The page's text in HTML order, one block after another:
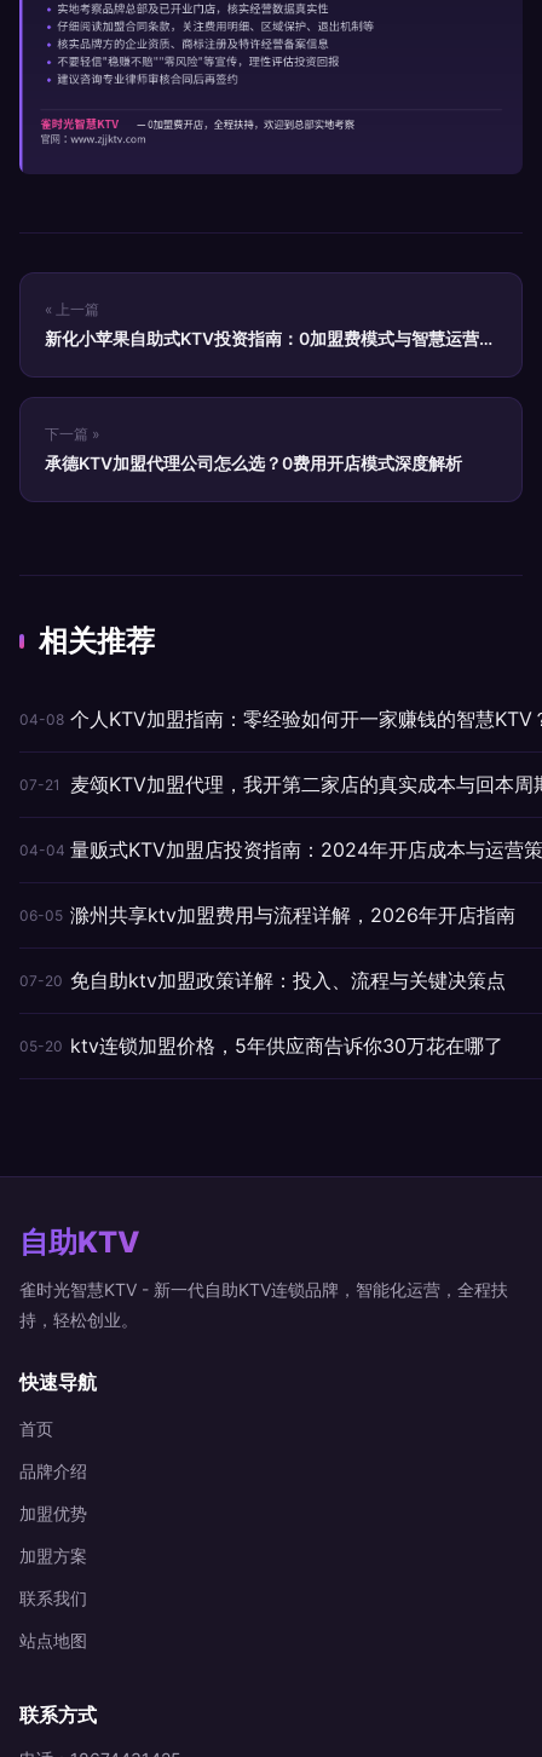
« 上一篇
新化小苹果自助式KTV投资指南：0加盟费模式与智慧运营解
下一篇 »
承德KTV加盟代理公司怎么选？0费用开店模式深度解析
相关推荐
04-08 个人KTV加盟指南：零经验如何开一家赚钱的智慧KTV
07-21 麦颂KTV加盟代理，我开第二家店的真实成本与回本周
04-04 量贩式KTV加盟店投资指南：2024年开店成本与运营
06-05 滁州共享ktv加盟费用与流程详解，2026年开店指南
07-20 免自助ktv加盟政策详解：投入、流程与关键决策点
05-20 ktv连锁加盟价格，5年供应商告诉你30万花在哪了
自助KTV
雀时光智慧KTV - 新一代自助KTV连锁品牌，智能化运营，全程扶
持，轻松创业。
快速导航
首页
品牌介绍
加盟优势
加盟方案
联系我们
站点地图
联系方式